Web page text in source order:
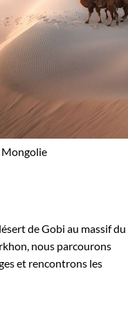
de Gobi au massif du
nous parcourons
et rencontrons les